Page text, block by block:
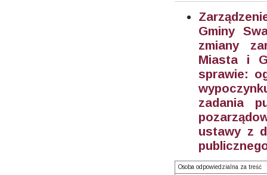
Gminy
zmiany
Miasta i
sprawie:
zadania
ustawy z
Osoba odpowiedzialna za treść